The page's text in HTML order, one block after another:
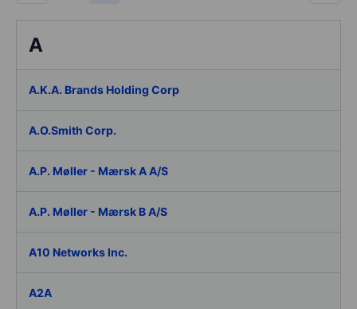
A
A.K.A. Brands Holding Corp
A.O.Smith Corp.
A.P. Møller - Mærsk A A/S
A.P. Møller - Mærsk B A/S
A10 Networks Inc.
A2A